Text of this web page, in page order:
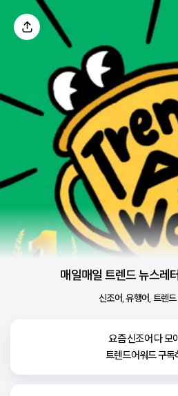
매일매일 트렌드 뉴스레
신조어, 유행어, 트렌
요즘 신조어 다 모
트렌드어워드 구